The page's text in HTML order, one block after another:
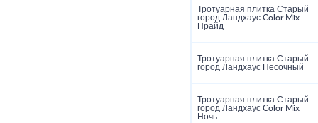
Тротуарная плитка Старый
город Ландхаус Color Mix
Прайд
Тротуарная плитка Старый
город Ландхаус Песочный
Тротуарная плитка Старый
город Ландхаус Color Mix
Ночь